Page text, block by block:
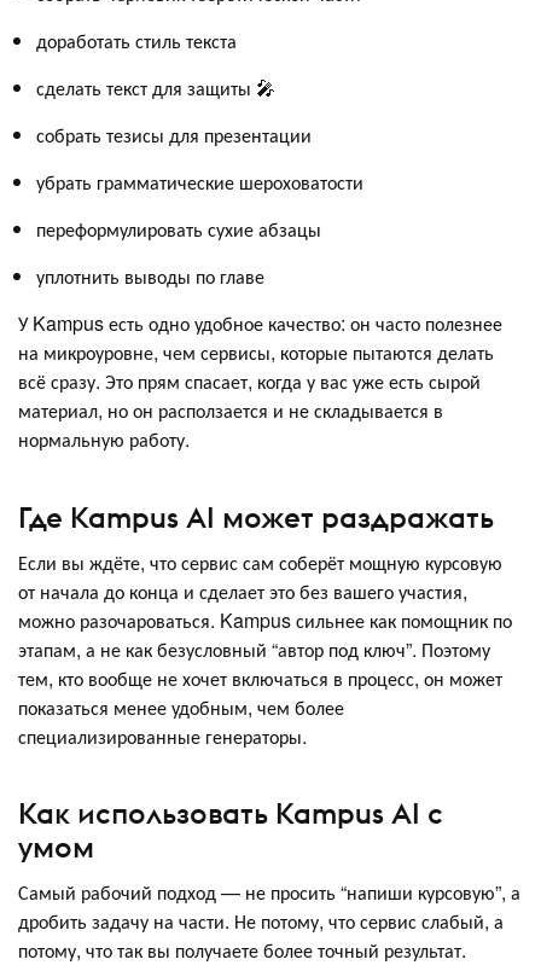
доработать стиль текста
сделать текст для защиты 🎤
собрать тезисы для презентации
убрать грамматические шероховатости
переформулировать сухие абзацы
уплотнить выводы по главе
У Kampus есть одно удобное качество: он часто полезнее
на микроуровне, чем сервисы, которые пытаются делать
всё сразу. Это прям спасает, когда у вас уже есть сырой
материал, но он расползается и не складывается в
нормальную работу.
Где Kampus AI может раздражать
Если вы ждёте, что сервис сам соберёт мощную курсовую
от начала до конца и сделает это без вашего участия,
можно разочароваться. Kampus сильнее как помощник по
этапам, а не как безусловный “автор под ключ”. Поэтому
тем, кто вообще не хочет включаться в процесс, он может
показаться менее удобным, чем более
специализированные генераторы.
Как использовать Kampus AI с
умом
Самый рабочий подход — не просить “напиши курсовую”, а
дробить задачу на части. Не потому, что сервис слабый, а
потому, что так вы получаете более точный результат.